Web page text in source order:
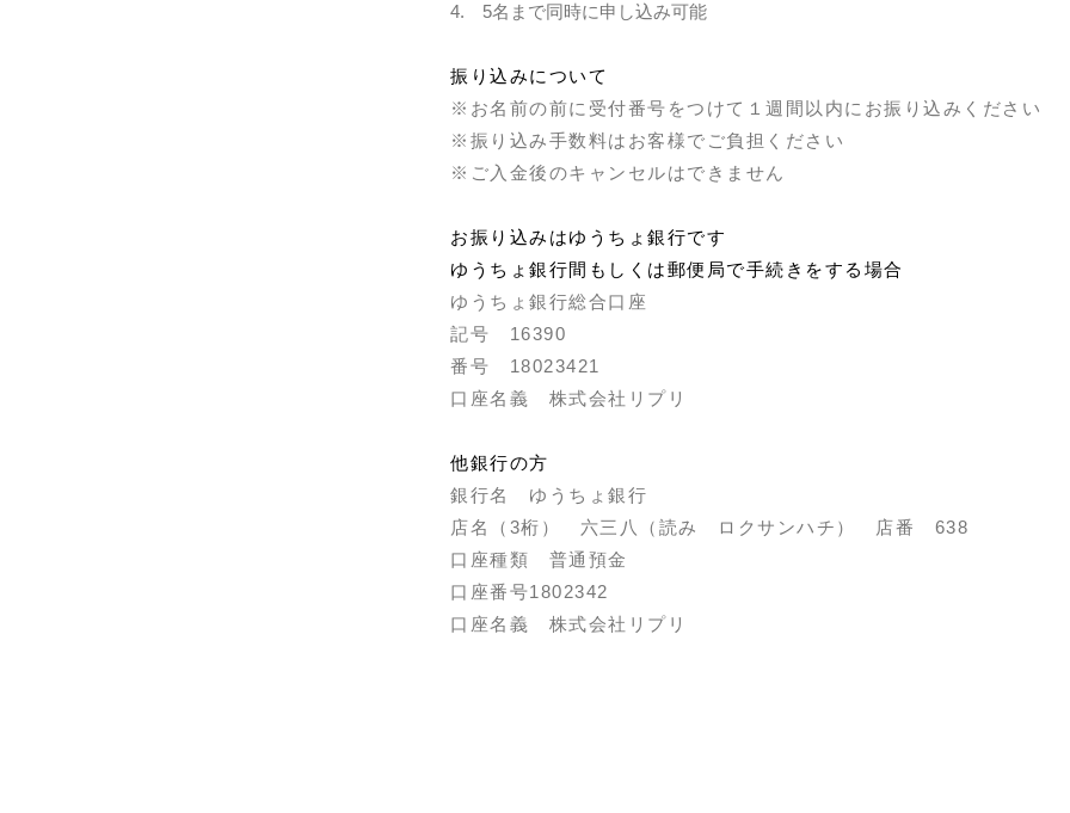
4. 5名まで同時に申し込み可能
振り込みについて
※お名前の前に受付番号をつけて１週間以内にお振り込みください
※振り込み手数料はお客様でご負担ください
※ご入金後のキャンセルはできません
お振り込みはゆうちょ銀行です
ゆうちょ銀行間もしくは郵便局で手続きをする場合
ゆうちょ銀行総合口座
記号 16390
番号 18023421
口座名義 株式会社リプリ
他銀行の方
銀行名 ゆうちょ銀行
店名（3桁） 六三八（読み ロクサンハチ） 店番 638
口座種類 普通預金
口座番号1802342
口座名義 株式会社リプリ